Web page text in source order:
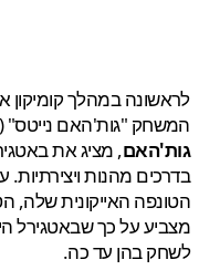
במהלך קומיקון
"גות'האם נייטס" (
מהנות ויצירתיות. עם
על כך שבאטגירל היא
בהן עד כה.